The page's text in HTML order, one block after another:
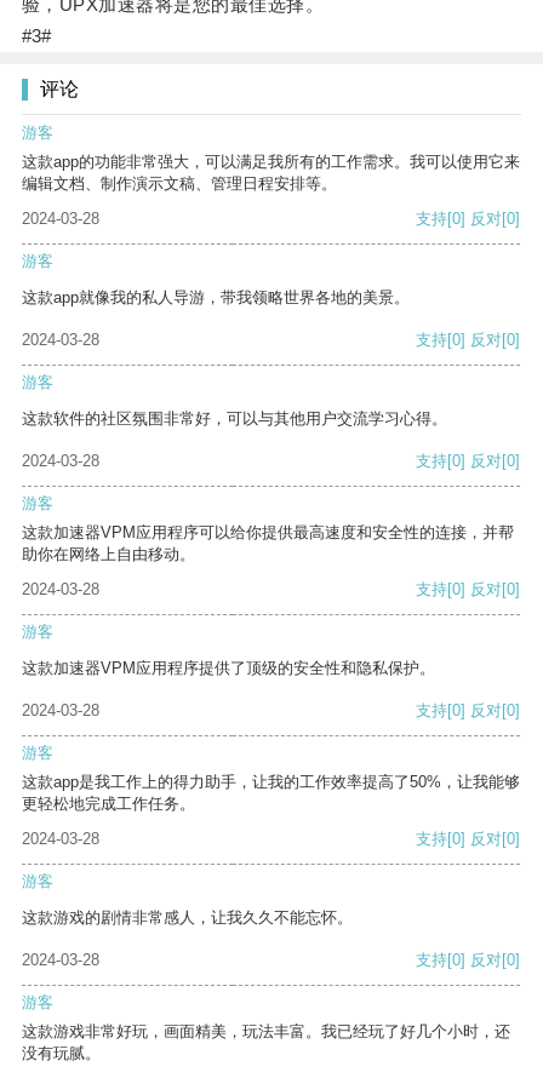
验，UPX加速器将是您的最佳选择。
#3#
评论
游客
这款app的功能非常强大，可以满足我所有的工作需求。我可以使用它来
编辑文档、制作演示文稿、管理日程安排等。
2024-03-28
支持[0] 反对[0]
游客
这款app就像我的私人导游，带我领略世界各地的美景。
2024-03-28 支持[0] 反对[0]
游客
这款软件的社区氛围非常好，可以与其他用户交流学习心得。
2024-03-28 支持[0] 反对[0]
游客
这款加速器VPM应用程序可以给你提供最高速度和安全性的连接，并帮
助你在网络上自由移动。
2024-03-28
支持[0] 反对[0]
游客
这款加速器VPM应用程序提供了顶级的安全性和隐私保护。
2024-03-28 支持[0] 反对[0]
游客
这款app是我工作上的得力助手，让我的工作效率提高了50%，让我能够
更轻松地完成工作任务。
2024-03-28
支持[0] 反对[0]
游客
这款游戏的剧情非常感人，让我久久不能忘怀。
2024-03-28 支持[0] 反对[0]
游客
这款游戏非常好玩，画面精美，玩法丰富。我已经玩了好几个小时，还
没有玩腻。